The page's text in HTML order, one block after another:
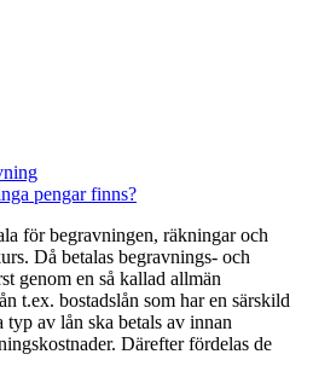
pengar finns?
för begravningen, räkningar och
Då betalas begravnings- och
genom en så kallad allmän
t.ex. bostadslån som har en särskild
typ av lån ska betals av innan
Därefter fördelas de